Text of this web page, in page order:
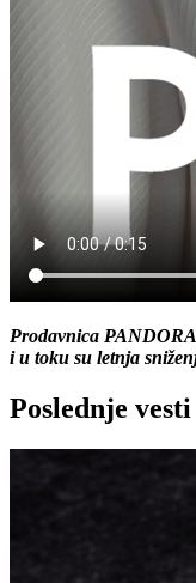
Prodavnica
i u toku su letnja
Poslednje vesti